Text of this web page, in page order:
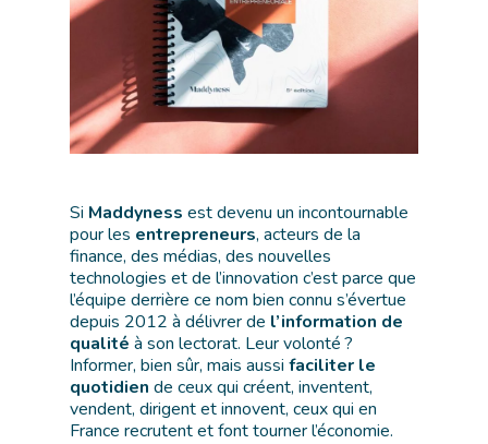
Si Maddyness est devenu un incontournable
pour les entrepreneurs, acteurs de la
finance, des médias, des nouvelles
technologies et de l’innovation c’est parce que
l’équipe derrière ce nom bien connu s’évertue
depuis 2012 à délivrer de l’information de
qualité à son lectorat. Leur volonté ?
Informer, bien sûr, mais aussi faciliter le
quotidien de ceux qui créent, inventent,
vendent, dirigent et innovent, ceux qui en
France recrutent et font tourner l’économie.